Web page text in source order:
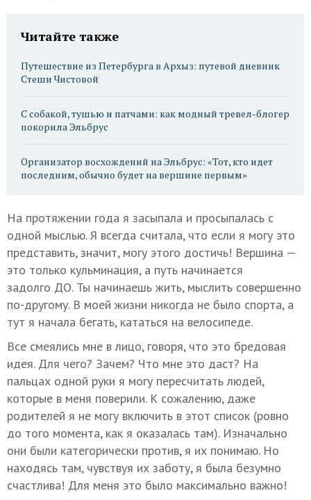
Читайте также
Путешествие из Петербурга в Архыз: путевой дневник
Стеши Чистовой
С собакой, тушью и патчами: как модный тревел-блогер
покорила Эльбрус
Организатор восхождений на Эльбрус: «Тот, кто идет
последним, обычно будет на вершине первым»
На протяжении года я засыпала и просыпалась с
одной мыслью. Я всегда считала, что если я могу это
представить, значит, могу этого достичь! Вершина —
это только кульминация, а путь начинается
задолго ДО. Ты начинаешь жить, мыслить совершенно
по-другому. В моей жизни никогда не было спорта, а
тут я начала бегать, кататься на велосипеде.
Все смеялись мне в лицо, говоря, что это бредовая
идея. Для чего? Зачем? Что мне это даст? На
пальцах одной руки я могу пересчитать людей,
которые в меня поверили. К сожалению, даже
родителей я не могу включить в этот список (ровно
до того момента, как я оказалась там). Изначально
они были категорически против, я их понимаю. Но
находясь там, чувствуя их заботу, я была безумно
счастлива! Для меня это было максимально важно!